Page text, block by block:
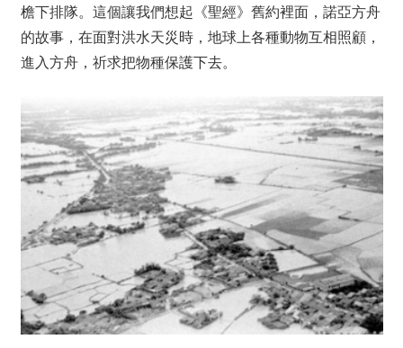
檐下排隊。這個讓我們想起《聖經》舊約裡面，諾亞方舟
的故事，在面對洪水天災時，地球上各種動物互相照顧，
進入方舟，祈求把物種保護下去。